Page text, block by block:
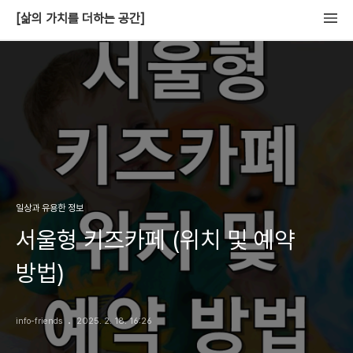
[삶의 가치를 더하는 공간]
일상과 유용한 정보
서울형 키즈카페 (위치 및 예약
방법)
info-friends 2025. 2. 18. 16:26